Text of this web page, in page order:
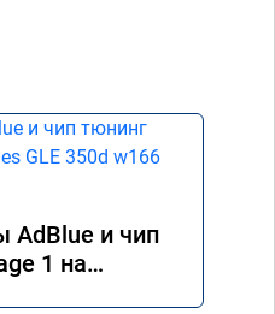
AdBlue и чип
1 на